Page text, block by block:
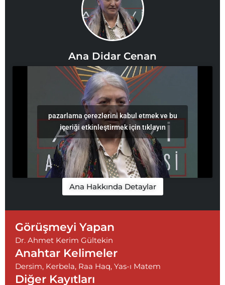
Ana Didar Cenan
pazarlama çerezlerini kabul etmek ve bu
içeriği etkinleştirmek için tıklayın
Ana Hakkında Detaylar
Görüşmeyi Yapan
Dr. Ahmet Kerim Gültekin
Anahtar Kelimeler
Dersim, Kerbela, Raa Haq, Yas-ı Matem
Diğer Kayıtları